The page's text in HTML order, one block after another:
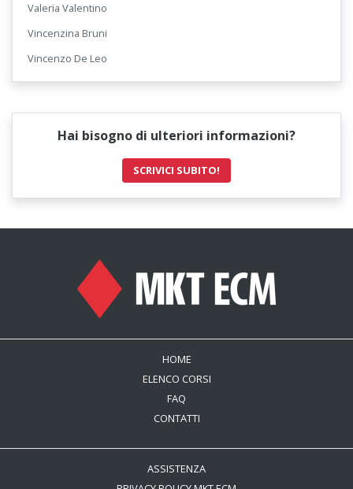
Valeria Valentino
Vincenzina Bruni
Vincenzo De Leo
Hai bisogno di ulteriori informazioni?
SCRIVICI SUBITO!
HOME
ELENCO CORSI
FAQ
CONTATTI
ASSISTENZA